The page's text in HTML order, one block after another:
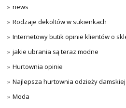
news
Rodzaje dekoltów w sukienkach
Internetowy butik opinie klientów o
jakie ubrania są teraz modne
Hurtownia opinie
Najlepsza hurtownia odzieży
Moda